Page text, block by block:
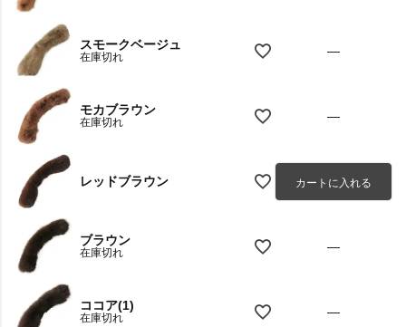
スモークベージュ
在庫切れ —
モカブラウン
在庫切れ —
レッドブラウン カートに入れる
ブラウン
在庫切れ —
ココア(1)
在庫切れ —